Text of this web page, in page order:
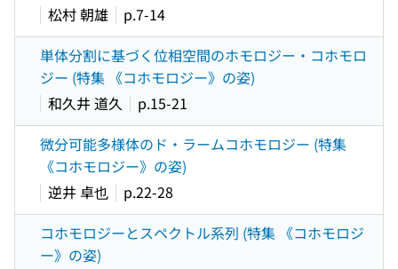
松村 朝雄
p.7-14
単体分割に基づく位相空間のホモロジー・コホモロ
ジー (特集 《コホモロジー》の姿)
和久井 道久
p.15-21
微分可能多様体のド・ラームコホモロジー (特集
《コホモロジー》の姿)
逆井 卓也
p.22-28
コホモロジーとスペクトル系列 (特集 《コホモロジ
ー》の姿)